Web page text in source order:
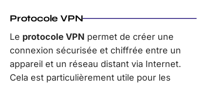
Protocole VPN
Le protocole VPN permet de créer une
connexion sécurisée et chiffrée entre un
appareil et un réseau distant via Internet.
Cela est particulièrement utile pour les